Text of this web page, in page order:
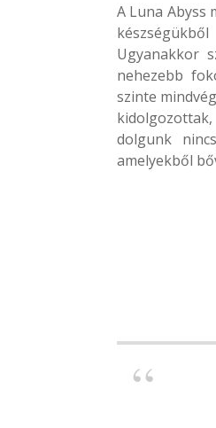
A Luna Abyss
Ugyanakkor
nehezebb
szinte
dolgunk
amelyekből